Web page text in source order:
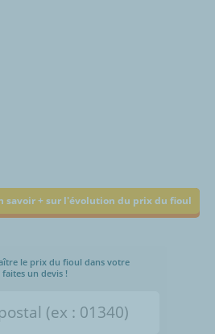
savoir + sur l'évolution du prix du fioul
le prix du fioul dans votre
un devis !